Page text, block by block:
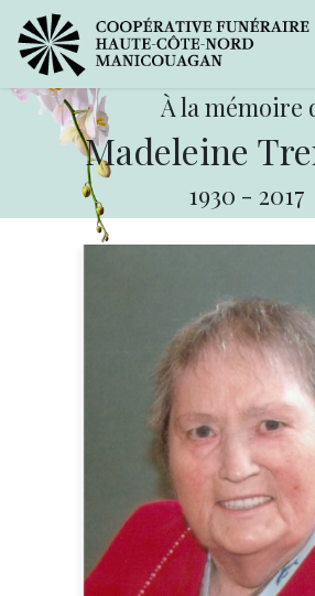
À la mémoire
Madeleine
1930 - 2017